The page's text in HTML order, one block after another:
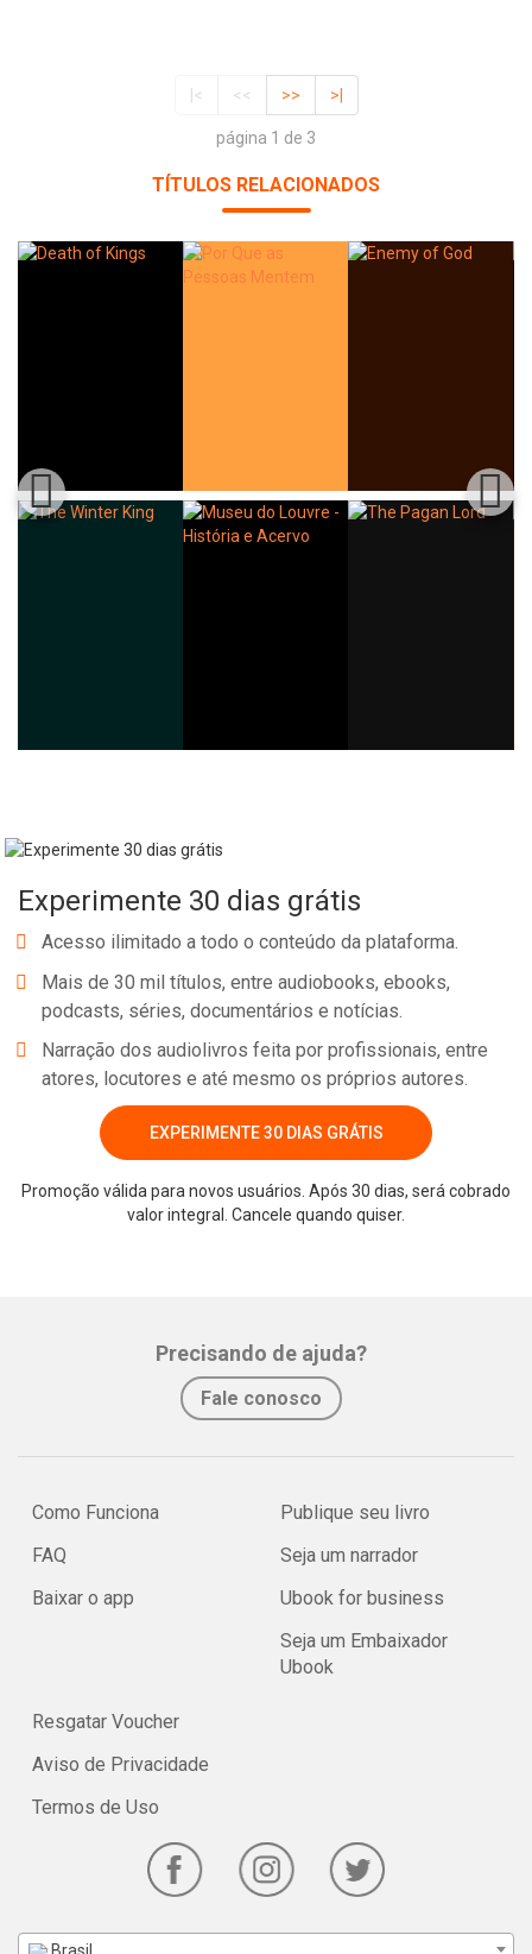
|< << >> >|
página 1 de 3
TÍTULOS RELACIONADOS
Experimente 30 dias grátis
Acesso ilimitado a todo o conteúdo da plataforma.
Mais de 30 mil títulos, entre audiobooks, ebooks,
podcasts, séries, documentários e notícias.
Narração dos audiolivros feita por profissionais, entre
atores, locutores e até mesmo os próprios autores.
EXPERIMENTE 30 DIAS GRÁTIS
Promoção válida para novos usuários. Após 30 dias, será cobrado
valor integral. Cancele quando quiser.
Precisando de ajuda?
Fale conosco
Como Funciona
FAQ
Baixar o app
Publique seu livro
Seja um narrador
Ubook for business
Seja um Embaixador
Ubook
Resgatar Voucher
Aviso de Privacidade
Termos de Uso